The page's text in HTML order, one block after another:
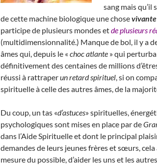
sang mais qu’il
de cette machine biologique une chose
participe de plusieurs mondes etde plusieurs
(multidimensionnalité.) Manque de bol, il y a
âmes qui, depuis le « choc atlante » qui
définitivement des centaines de millions
réussi à rattraperun retard spirituel, si on
spirituelle à celle des autres âmes, de la
Du coup, un tas «d’astuces» spirituelles,
psychologiques sont mises en place par de
dans l’Aide Spirituelle et dont le principal
demandes de leurs jeunes frères et sœurs,
mesure du possible, d’aider les uns et les